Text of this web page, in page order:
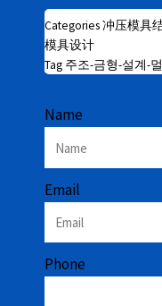
Categories冲压模具
模具设计
Tag 주조-금형-설계-
Name
Email
Phone